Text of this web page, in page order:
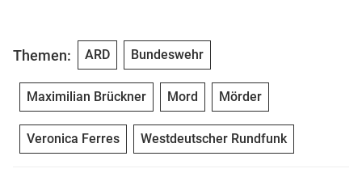
Themen: ARD Bundeswehr
Maximilian Brückner Mord Mörder
Veronica Ferres Westdeutscher Rundfunk